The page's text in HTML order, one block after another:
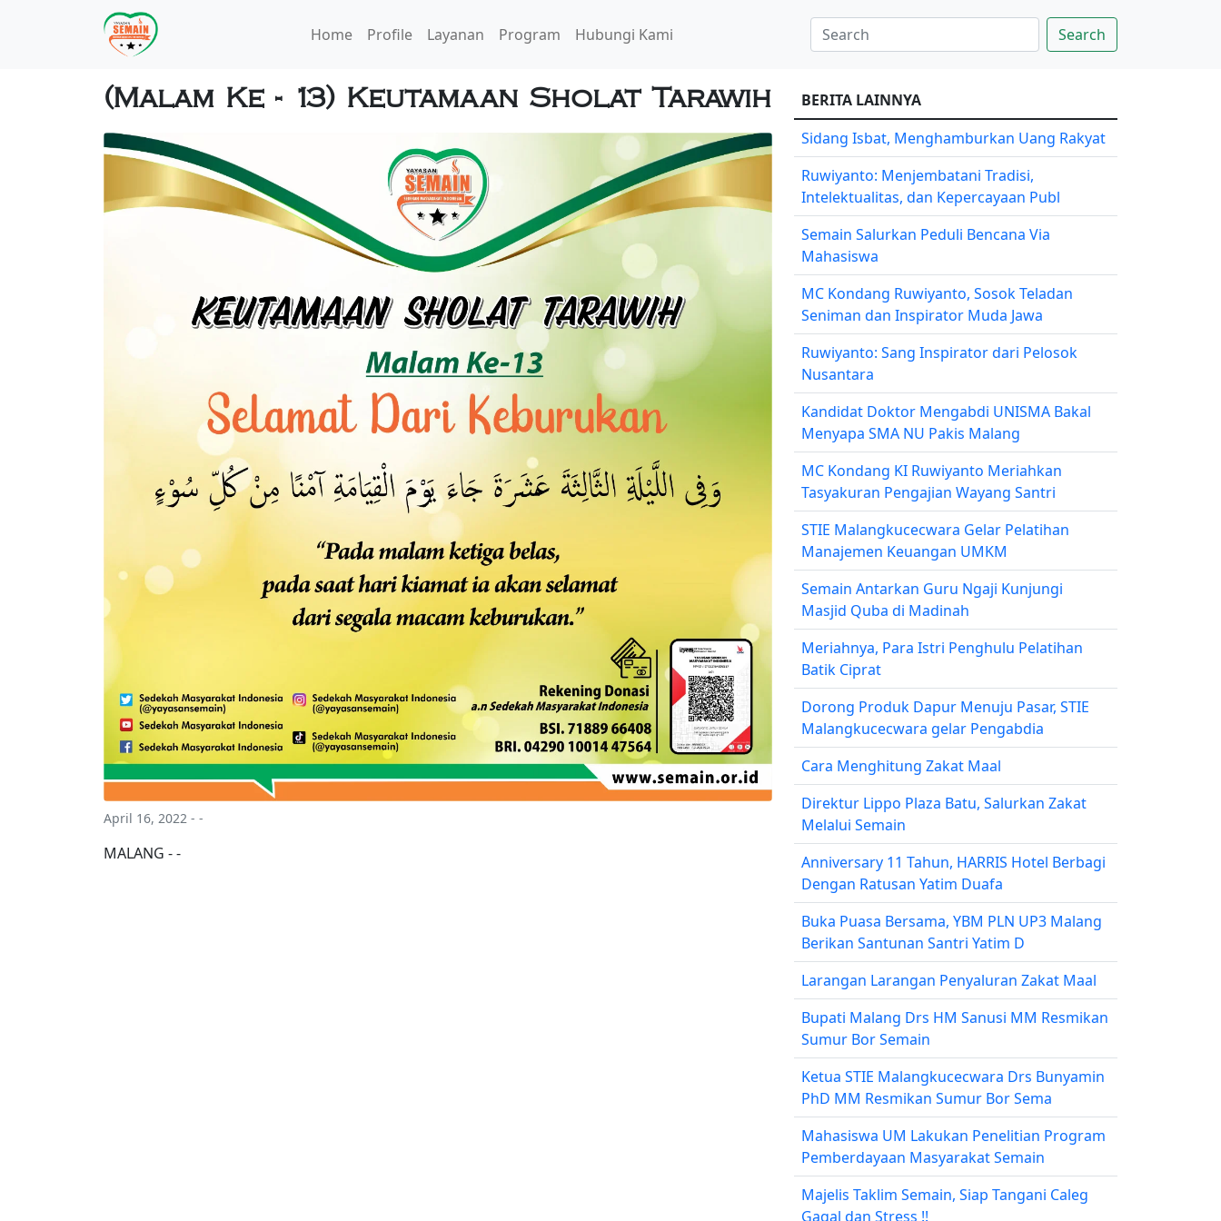
Home Profile Layanan Program Hubungi Kami Search
(Malam Ke - 13) Keutamaan Sholat Tarawih
April 16, 2022 - -
MALANG - -
BERITA LAINNYA
Sidang Isbat, Menghamburkan Uang Rakyat
Ruwiyanto: Menjembatani Tradisi,
Intelektualitas, dan Kepercayaan Publ
Semain Salurkan Peduli Bencana Via
Mahasiswa
MC Kondang Ruwiyanto, Sosok Teladan
Seniman dan Inspirator Muda Jawa
Ruwiyanto: Sang Inspirator dari Pelosok
Nusantara
Kandidat Doktor Mengabdi UNISMA Bakal
Menyapa SMA NU Pakis Malang
MC Kondang KI Ruwiyanto Meriahkan
Tasyakuran Pengajian Wayang Santri
STIE Malangkucecwara Gelar Pelatihan
Manajemen Keuangan UMKM
Semain Antarkan Guru Ngaji Kunjungi
Masjid Quba di Madinah
Meriahnya, Para Istri Penghulu Pelatihan
Batik Ciprat
Dorong Produk Dapur Menuju Pasar, STIE
Malangkucecwara gelar Pengabdia
Cara Menghitung Zakat Maal
Direktur Lippo Plaza Batu, Salurkan Zakat
Melalui Semain
Anniversary 11 Tahun, HARRIS Hotel Berbagi
Dengan Ratusan Yatim Duafa
Buka Puasa Bersama, YBM PLN UP3 Malang
Berikan Santunan Santri Yatim D
Larangan Larangan Penyaluran Zakat Maal
Bupati Malang Drs HM Sanusi MM Resmikan
Sumur Bor Semain
Ketua STIE Malangkucecwara Drs Bunyamin
PhD MM Resmikan Sumur Bor Sema
Mahasiswa UM Lakukan Penelitian Program
Pemberdayaan Masyarakat Semain
Majelis Taklim Semain, Siap Tangani Caleg
Gagal dan Stress !!